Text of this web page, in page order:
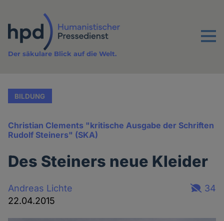
Inhalt
Menu
Der säkulare Blick auf die Welt.
BILDUNG
Christian Clements "kritische Ausgabe der Schriften
Rudolf Steiners" (SKA)
Des Steiners neue Kleider
Andreas Lichte
22.04.2015
34